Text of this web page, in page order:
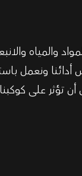
والمياه
أدائنا ونعمل
تؤثر على